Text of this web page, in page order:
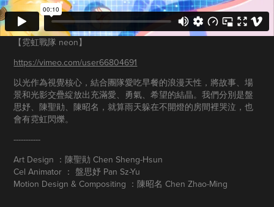
【霓虹戰隊 neon​​​​​​​】
https://vimeo.com/user66804691
以光作為視覺核心，結合團隊愛吃早餐的浪漫天性，將故事、場
景和光影交疊綻放出充滿愛、勇氣、希望的結晶。我們分別是盤
思妤、陳聖勛、陳昭名，就算雨天躲在不開燈的房間裡哭泣，也
會有霓虹閃爍。​​​​​​​
-----------
Art Design ：陳聖勛 Chen Sheng-Hsun
Cel Animator ： 盤思妤 Pan Sz-Yu
Motion Design & Compositing ：陳昭名 Chen Zhao-Ming